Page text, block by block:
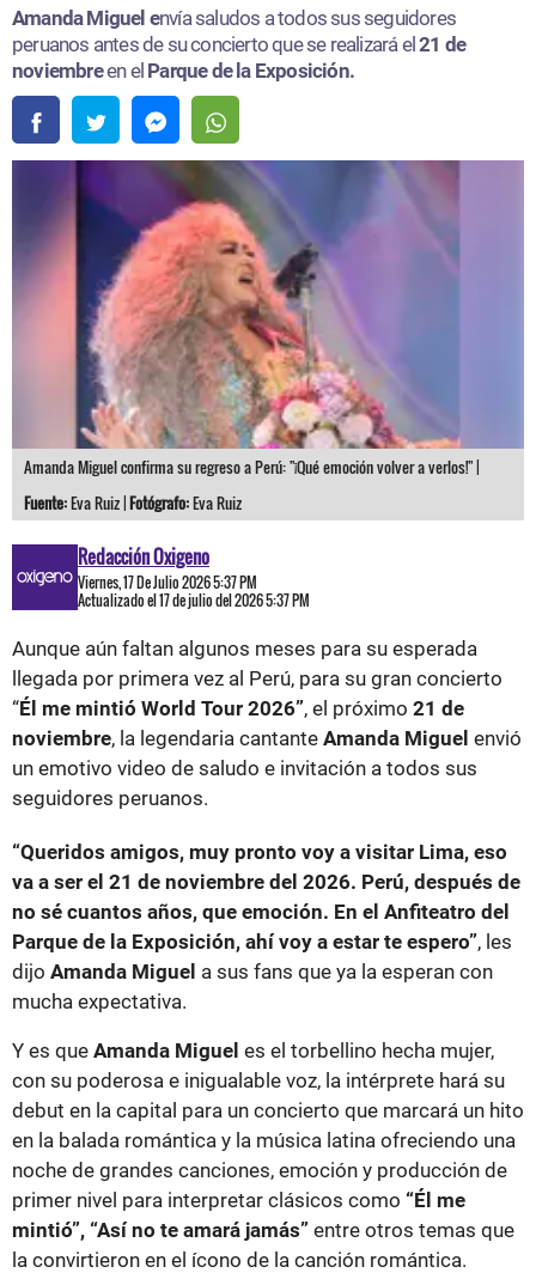
Amanda Miguel envía saludos a todos sus seguidores
peruanos antes de su concierto que se realizará el21 de
noviembreen el Parque de la Exposición.
Amanda Miguel confirma su regreso a Perú: "¡Qué emoción volver a verlos!" |
Fuente:Eva Ruiz |Fotógrafo:Eva Ruiz
Redacción Oxigeno
Viernes, 17 De Julio 2026 5:37 PM
Actualizado el 17 de julio del 2026 5:37 PM
Aunque aún faltan algunos meses para su esperada
llegada por primera vez al Perú, para su gran concierto
“Él me mintió World Tour 2026”, el próximo 21 de
noviembre, la legendaria cantante Amanda Miguel envió
un emotivo video de saludo e invitación a todos sus
seguidores peruanos.
“Queridos amigos, muy pronto voy a visitar Lima, eso
va a ser el 21 de noviembre del 2026. Perú, después de
no sé cuantos años, que emoción. En el Anfiteatro del
Parque de la Exposición, ahí voy a estar te espero”, les
dijo Amanda Miguel a sus fans que ya la esperan con
mucha expectativa.
Y es que Amanda Miguel es el torbellino hecha mujer,
con su poderosa e inigualable voz, la intérprete hará su
debut en la capital para un concierto que marcará un hito
en la balada romántica y la música latina ofreciendo una
noche de grandes canciones, emoción y producción de
primer nivel para interpretar clásicos como “Él me
mintió”, “Así no te amará jamás” entre otros temas que
la convirtieron en el ícono de la canción romántica.